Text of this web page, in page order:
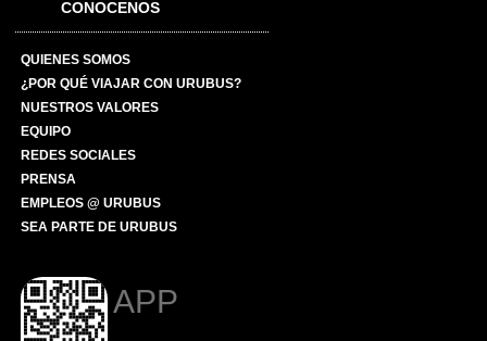
CONOCENOS
QUIENES SOMOS
¿POR QUÉ VIAJAR CON URUBUS?
NUESTROS VALORES
EQUIPO
REDES SOCIALES
PRENSA
EMPLEOS @ URUBUS
SEA PARTE DE URUBUS
APP